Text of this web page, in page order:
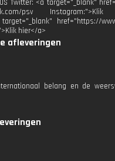
Twitter: <a target="_blank"
psv
href="https://
hier</a>
afleveringen
belang en de